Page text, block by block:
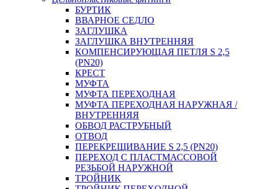
БУРТИК
ВВАРНОЕ СЕДЛО
ЗАГЛУШКА
ЗАГЛУШКА ВНУТРЕННЯЯ
КОМПЕНСИРУЮЩАЯ ПЕТЛЯ S 2,5
(PN20)
КРЕСТ
МУФТА
МУФТА ПЕРЕХОДНАЯ
МУФТА ПЕРЕХОДНАЯ НАРУЖНАЯ /
ВНУТРЕННЯЯ
ОБВОД РАСТРУБНЫЙ
ОТВОД
ПЕРЕКРЕЩИВАНИЕ S 2,5 (PN20)
ПЕРЕХОД С ПЛАСТМАССОВОЙ
РЕЗЬБОЙ НАРУЖНОЙ
ТРОЙНИК